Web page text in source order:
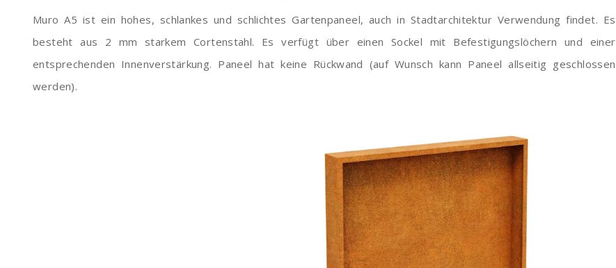
Muro A5 ist ein hohes, schlankes und schlichtes Gartenpaneel, auch in Stadtarchitektur Verwendung findet. Es
besteht aus 2 mm starkem Cortenstahl. Es verfügt über einen Sockel mit Befestigungslöchern und einer
entsprechenden Innenverstärkung. Paneel hat keine Rückwand (auf Wunsch kann Paneel allseitig geschlossen
werden).